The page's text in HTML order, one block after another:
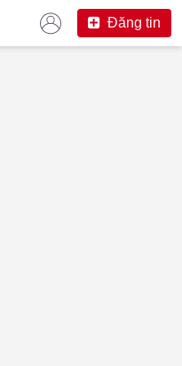
Đăng tin